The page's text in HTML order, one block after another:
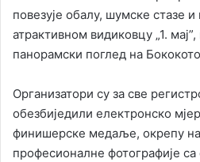
повезује обалу, шумске стазе
атрактивном видиковцу „1.
панорамски поглед на
Организатори су за све
обезбиједили електронско
финишерске медаље, окрепу
професионалне фотографије